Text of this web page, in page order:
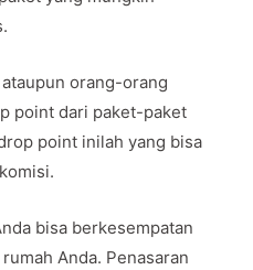
orang-orang
point dari paket-paket
point inilah yang bisa
bisa berkesempatan
Anda. Penasaran